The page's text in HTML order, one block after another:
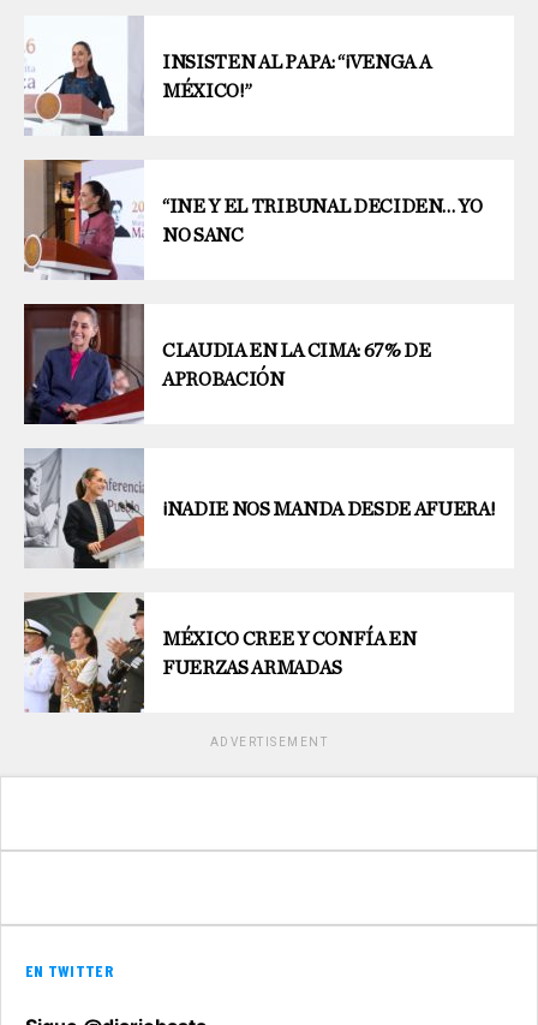
INSISTEN AL PAPA: “¡VENGA A
MÉXICO!”
“INE Y EL TRIBUNAL DECIDEN… YO
NO SANC
CLAUDIA EN LA CIMA: 67% DE
APROBACIÓN
¡NADIE NOS MANDA DESDE AFUERA!
MÉXICO CREE Y CONFÍA EN
FUERZAS ARMADAS
ADVERTISEMENT
EN TWITTER